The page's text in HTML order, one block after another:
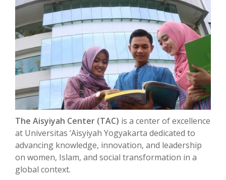
The Aisyiyah Center (TAC) is a center of excellence
at Universitas ‘Aisyiyah Yogyakarta dedicated to
advancing knowledge, innovation, and leadership
on women, Islam, and social transformation in a
global context.